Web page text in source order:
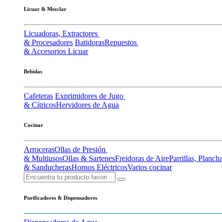
Licuar & Mezclar
Licuadoras, Extractores
& Procesadores BatidorasRepuestos
& Accesorios Licuar
Bebidas
Cafeteras Exprimidores de Jugo
& CítricosHervidores de Agua
Cocinar
ArrocerasOllas de Presión
& MultiusosOllas & SartenesFreidoras de AireParrillas,
& SanducherasHornos EléctricosVarios cocinar
Purificadores & Dispensadores